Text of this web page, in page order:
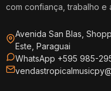
com confiança, trabalho e
Avenida San Blas,
Este, Paraguai
WhatsApp +595 985-